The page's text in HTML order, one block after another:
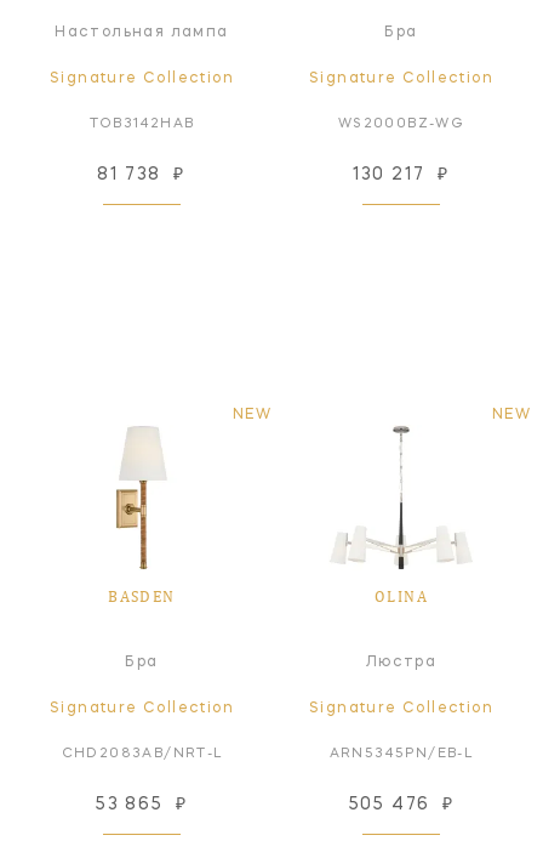
Настольная лампа
Signature Collection
TOB3142HAB
81 738 ₽
Бра
Signature Collection
WS2000BZ-WG
130 217 ₽
NEW
BASDEN
Бра
Signature Collection
CHD2083AB/NRT-L
53 865 ₽
NEW
OLINA
Люстра
Signature Collection
ARN5345PN/EB-L
505 476 ₽